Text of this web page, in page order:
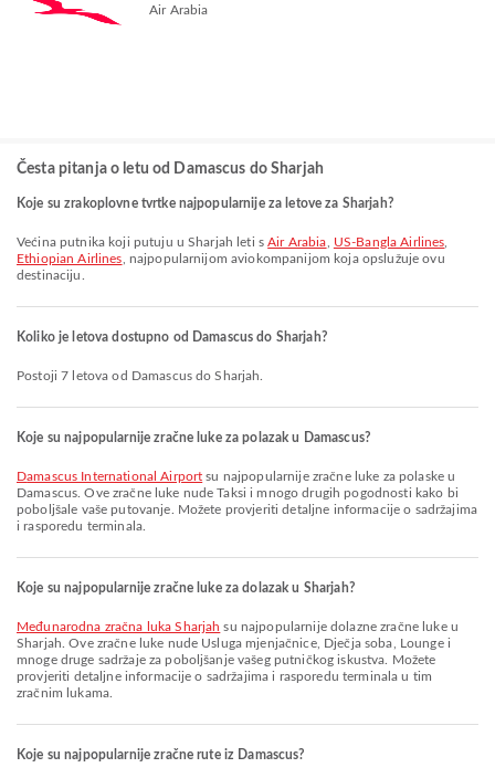
Air Arabia
Česta pitanja o letu od Damascus do Sharjah
Koje su zrakoplovne tvrtke najpopularnije za letove za Sharjah?
Većina putnika koji putuju u Sharjah leti sAir Arabia US-Bangla Airlines
Ethiopian Airlines , najpopularnijom aviokompanijom koja opslužuje ovu
destinaciju.
Koliko je letova dostupno od Damascus do Sharjah?
Postoji 7 letova od Damascus do Sharjah.
Koje su najpopularnije zračne luke za polazak u Damascus?
Damascus International Airport su najpopularnije zračne luke za polaske u
Damascus. Ove zračne luke nude Taksi i mnogo drugih pogodnosti kako bi
poboljšale vaše putovanje. Možete provjeriti detaljne informacije o sadržajima
i rasporedu terminala.
Koje su najpopularnije zračne luke za dolazak u Sharjah?
Međunarodna zračna luka Sharjah su najpopularnije dolazne zračne luke u
Sharjah. Ove zračne luke nude Usluga mjenjačnice, Dječja soba, Lounge i
mnoge druge sadržaje za poboljšanje vašeg putničkog iskustva. Možete
provjeriti detaljne informacije o sadržajima i rasporedu terminala u tim
zračnim lukama.
Koje su najpopularnije zračne rute iz Damascus?